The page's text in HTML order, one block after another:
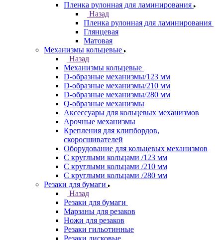
Пленка рулонная для ламинирования
Назад
Пленка рулонная для ламинирования
Глянцевая
Матовая
Механизмы кольцевые
Назад
Механизмы кольцевые
D-образные механизмы/123 мм
D-образные механизмы/210 мм
D-образные механизмы/280 мм
Q-образные механизмы
Аксессуары для кольцевых механизмов
Арочные механизмы
Крепления для клипбордов,
скоросшивателей
Оборудование для кольцевых механизмов
С круглыми кольцами /123 мм
С круглыми кольцами /210 мм
С круглыми кольцами /280 мм
Резаки для бумаги
Назад
Резаки для бумаги
Марзаны для резаков
Ножи для резаков
Резаки гильотинные
Резаки дисковые